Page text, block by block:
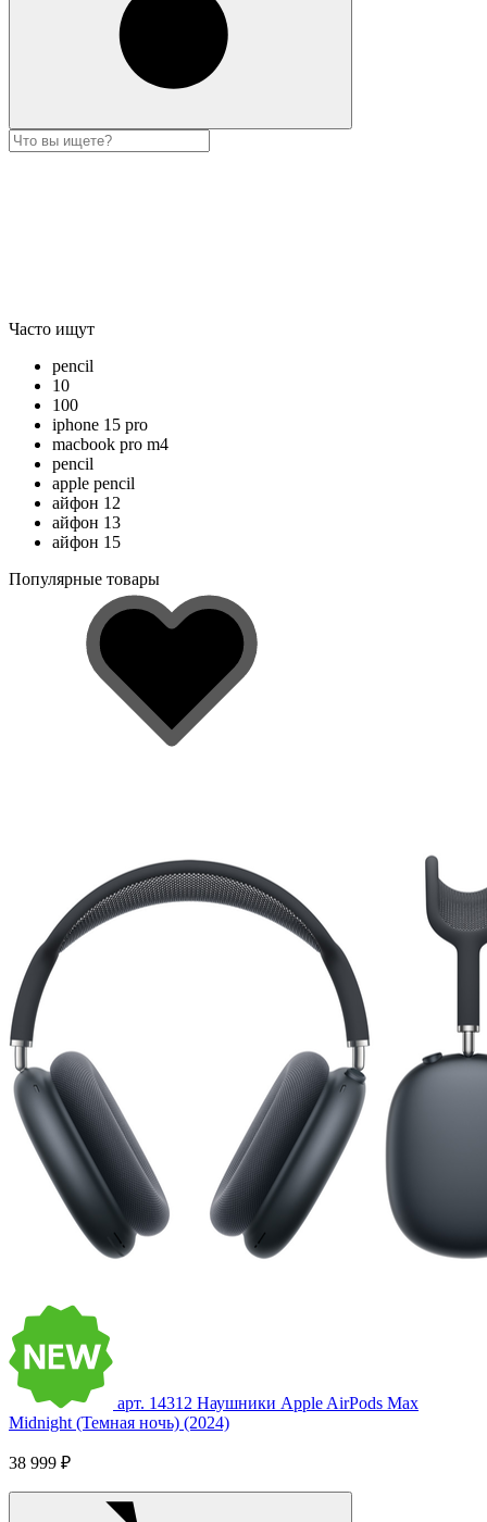
Часто ищут
pencil
10
100
iphone 15 pro
macbook pro m4
pencil
apple pencil
айфон 12
айфон 13
айфон 15
Популярные товары
арт. 14312 Наушники Apple AirPods Max
Midnight (Темная ночь) (2024)
38 999 ₽